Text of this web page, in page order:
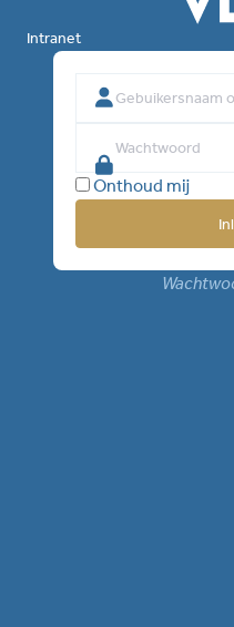
Intranet
Onthoud mij